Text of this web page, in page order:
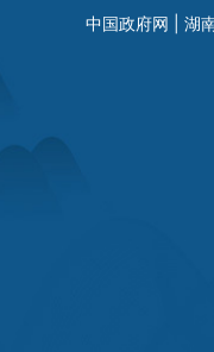
中国政府网 湖